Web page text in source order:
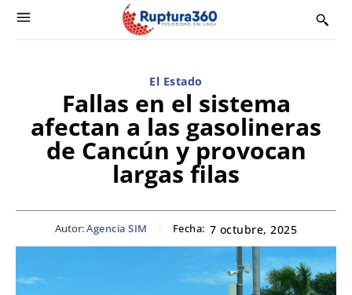
El Estado
Fallas en el sistema
afectan a las gasolineras
de Cancún y provocan
largas filas
Autor:Agencia SIM Fecha: 7 octubre, 2025